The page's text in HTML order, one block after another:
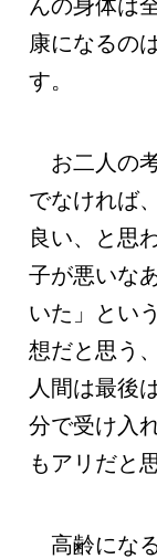
んの身体は
康になるの
す。
お二人の
でなければ
良い、と思
子が悪いな
いた」とい
想だと思う
人間は最後
分で受け入
もアリだと
高齢にな